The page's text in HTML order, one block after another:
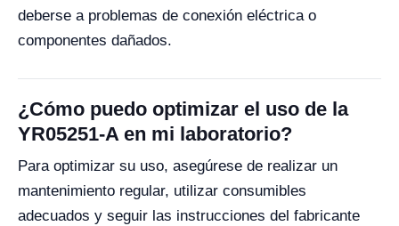
deberse a problemas de conexión eléctrica o
componentes dañados.
¿Cómo puedo optimizar el uso de la
YR05251-A en mi laboratorio?
Para optimizar su uso, asegúrese de realizar un
mantenimiento regular, utilizar consumibles
adecuados y seguir las instrucciones del fabricante